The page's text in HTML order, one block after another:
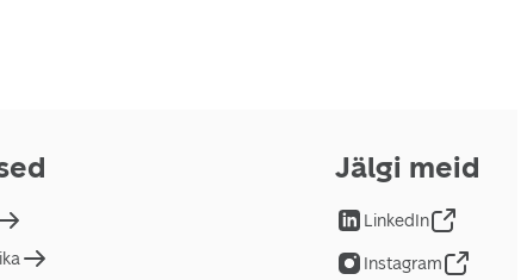
Jälgi meid
LinkedIn
Instagram